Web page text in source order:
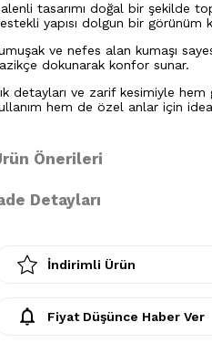
tasarımı doğal bir şekilde
yapısı dolgun bir görünüm
ve nefes alan kumaşı
dokunarak konfor sunar.
detayları ve zarif kesimiyle hem
hem de özel anlar için
Önerileri
Detayları
İndirimli Ürün
Fiyat Düşünce Haber Ver